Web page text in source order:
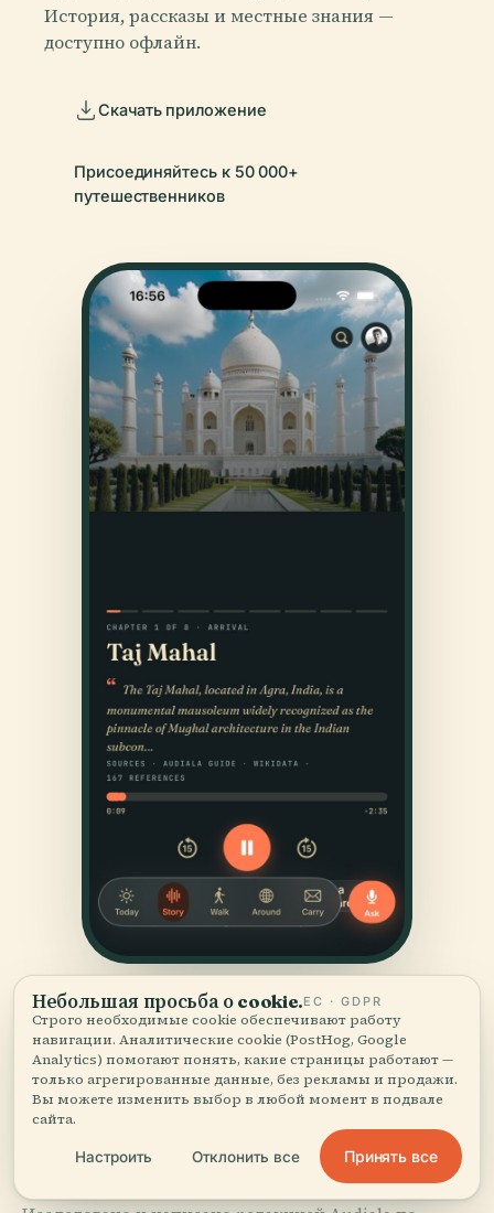
История, рассказы и местные знания —
доступно офлайн.
Скачать приложение
Присоединяйтесь к 50 000+
путешественников
ИСТОЧНИКИ
Проверено и показано.
Небольшая просьба о cookie.ЕС · GDPR
Строго необходимые cookie обеспечивают работу
навигации. Аналитические cookie (PostHog, Google
Analytics) помогают понять, какие страницы работают —
только агрегированные данные, без рекламы и продажи.
Вы можете изменить выбор в любой момент в подвале
сайта.
Настроить Отклонить все Принять все